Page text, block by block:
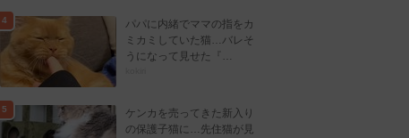
4
パパに内緒でママの指をカ
ミカミしていた猫…バレそ
うになって見せた『…
5
ケンカを売ってきた新入り
の保護子猫に…先住猫が見